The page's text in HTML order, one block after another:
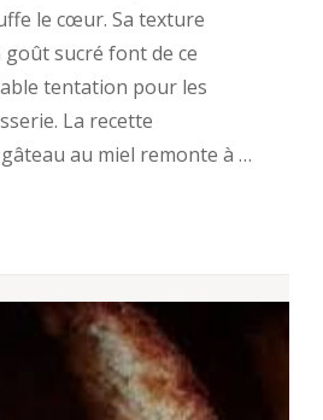
le cœur. Sa texture
sucré font de ce
tentation pour les
La recette
au miel remonte à …